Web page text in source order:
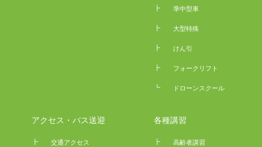
┣ 準中型車
┣ 大型特殊
┣ けん引
┣ フォークリフト
┗ ドローンスクール
アクセス・バス送迎
┣ 交通アクセス
各種講習
┣ 高齢者講習